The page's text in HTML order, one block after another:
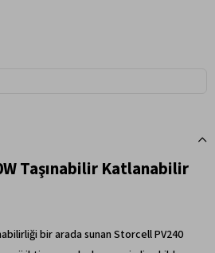
Taşınabilir Katlanabilir
bir arada sunan Storcell PV240